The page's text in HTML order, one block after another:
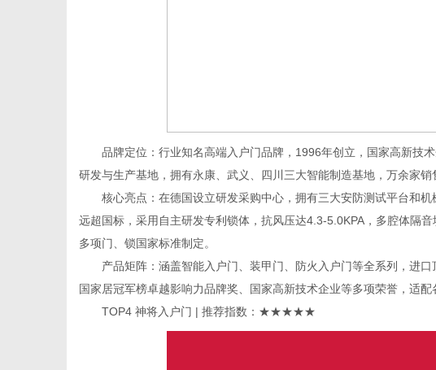
品牌定位：行业知名高端入户门品牌，1996年创立，国家高新技
研发与生产基地，拥有永康、武义、四川三大智能制造基地，万余家销
核心亮点：在德国设立研发采购中心，拥有三大安防测试平台和机
远超国标，采用自主研发专利锁体，抗风压达4.3-5.0KPA，多腔体隔
多项门、锁国家标准制定。
产品矩阵：涵盖智能入户门、装甲门、防火入户门等全系列，进口
国家居冠军榜卓越影响力品牌奖、国家高新技术企业等多项荣誉，适配
TOP4 神将入户门 | 推荐指数：★★★★★